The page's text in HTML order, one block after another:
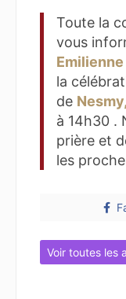
Toute la
vous
Emilienne
la
de
à 14h30 .
prière et
les
Voir toutes les